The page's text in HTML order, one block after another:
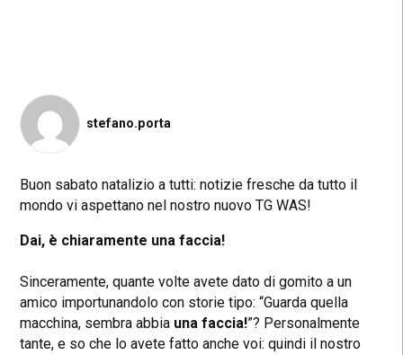
stefano.porta
Buon sabato natalizio a tutti: notizie fresche da tutto il
mondo vi aspettano nel nostro nuovo TG WAS!
Dai, è chiaramente una faccia!
Sinceramente, quante volte avete dato di gomito a un
amico importunandolo con storie tipo: “Guarda quella
macchina, sembra abbia una faccia!”? Personalmente
tante, e so che lo avete fatto anche voi: quindi il nostro